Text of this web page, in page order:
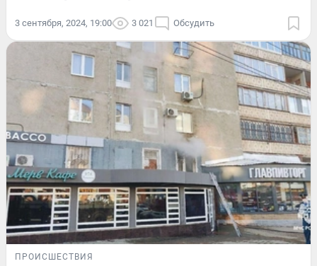
3 сентября, 2024, 19:00 3 021 Обсудить
ПРОИСШЕСТВИЯ